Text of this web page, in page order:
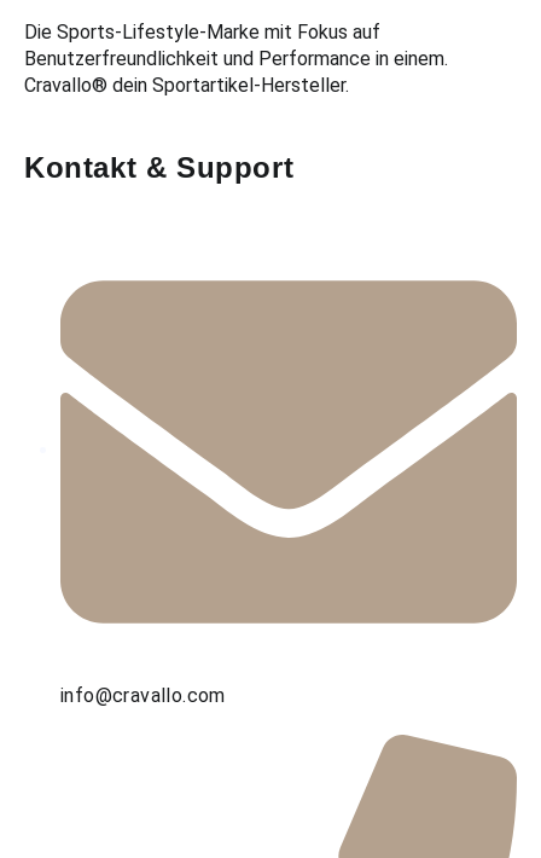
Die Sports-Lifestyle-Marke mit Fokus auf
Benutzerfreundlichkeit und Performance in einem.
Cravallo® dein Sportartikel-Hersteller.
Kontakt & Support
info@cravallo.com